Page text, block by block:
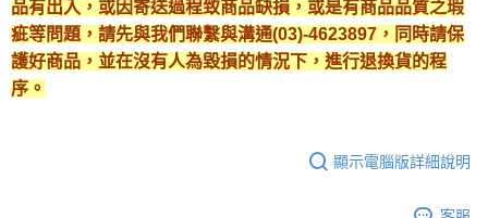
品有出入，或因寄送過程致商品缺損，或是有商品品質之瑕
疵等問題，請先與我們聯繫與溝通(03)-4623897，同時請保
護好商品，並在沒有人為毀損的情況下，進行退換貨的程
序。
顯示電腦版詳細說明